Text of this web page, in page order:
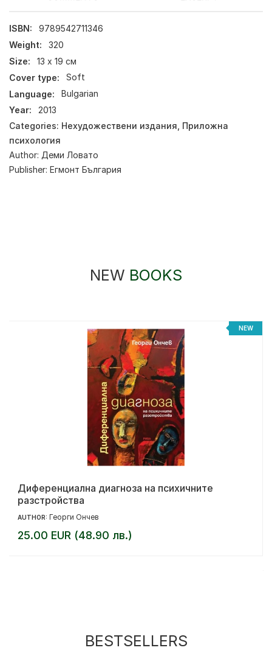
ISBN:
9789542711346
Weight:
320
Size:
13 х 19 см
Cover type:
Soft
Language:
Bulgarian
Year:
2013
Categories: Нехудожествени издания Приложна
психология
Author: Деми Ловато
Publisher: Егмонт България
NEW BOOKS
NEW
Диференциална диагноза на психичните
разстройства
AUTHOR: Георги Ончев
25.00 EUR (48.90 лв.)
BESTSELLERS